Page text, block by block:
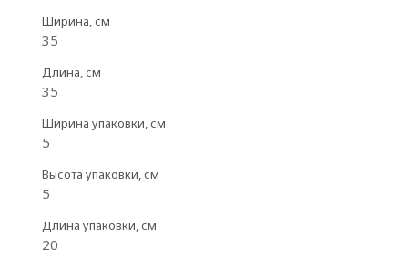
Ширина, см
35
Длина, см
35
Ширина упаковки, см
5
Высота упаковки, см
5
Длина упаковки, см
20